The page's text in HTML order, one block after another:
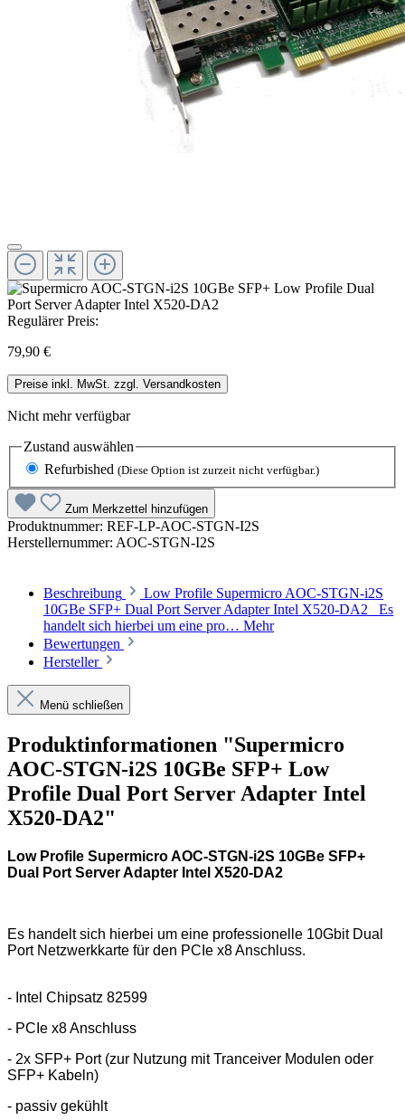
Regulärer Preis:
79,90 €
Preise inkl. MwSt. zzgl. Versandkosten
Nicht mehr verfügbar
Zustand auswählen
Refurbished (Diese Option ist zurzeit nicht verfügbar.)
Zum Merkzettel hinzufügen
Produktnummer: REF-LP-AOC-STGN-I2S
Herstellernummer: AOC-STGN-I2S
Beschreibung
Low Profile Supermicro AOC-STGN-i2S
10GBe SFP+ Dual Port Server Adapter Intel X520-DA2 Es
handelt sich hierbei um eine pro… Mehr
Bewertungen
Hersteller
Menü schließen
Produktinformationen "Supermicro
AOC-STGN-i2S 10GBe SFP+ Low
Profile Dual Port Server Adapter Intel
X520-DA2"
Low Profile Supermicro AOC-STGN-i2S 10GBe SFP+
Dual Port Server Adapter Intel X520-DA2
Es handelt sich hierbei um eine professionelle 10Gbit Dual
Port Netzwerkkarte für den PCIe x8 Anschluss.
- Intel Chipsatz 82599
- PCIe x8 Anschluss
- 2x SFP+ Port (zur Nutzung mit Tranceiver Modulen oder
SFP+ Kabeln)
- passiv gekühlt